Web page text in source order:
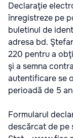
Declaraţie
înregistreze pe
buletinul de
adresa bd.
220 pentru a
şi a semna
autentificare se
perioadă de 5
Formularul
descărcat de pe